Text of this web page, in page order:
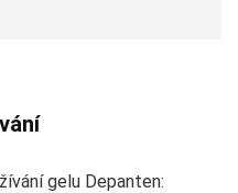
gelu Depanten: